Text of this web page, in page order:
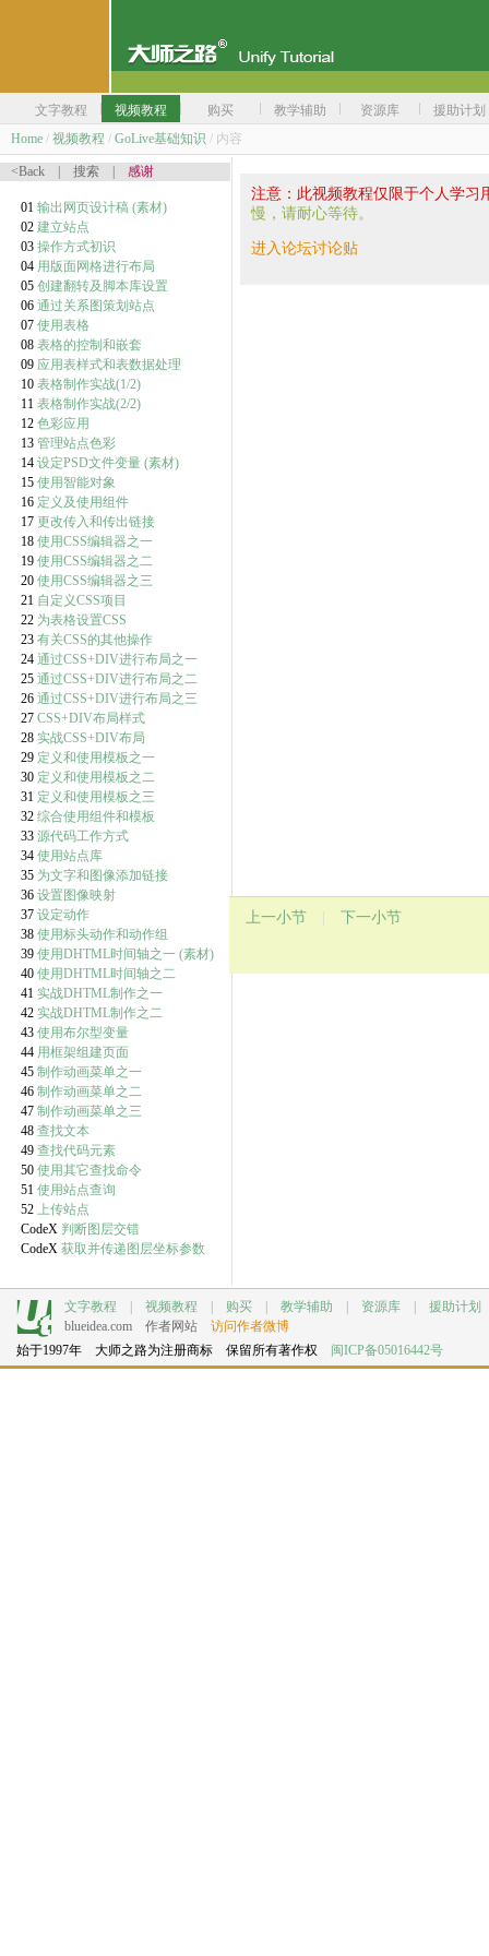
文字教程 视频教程 购买 教学辅助 资源库
援助计划
Home / 视频教程 / GoLive基础知识 / 内容
<Back 搜索 感谢
01 输出网页设计稿 (素材)
02 建立站点
03 操作方式初识
04 用版面网格进行布局
05 创建翻转及脚本库设置
06 通过关系图策划站点
07 使用表格
08 表格的控制和嵌套
09 应用表样式和表数据处理
10 表格制作实战(1/2)
11 表格制作实战(2/2)
12 色彩应用
13 管理站点色彩
14 设定PSD文件变量 (素材)
15 使用智能对象
16 定义及使用组件
17 更改传入和传出链接
18 使用CSS编辑器之一
19 使用CSS编辑器之二
20 使用CSS编辑器之三
21 自定义CSS项目
22 为表格设置CSS
23 有关CSS的其他操作
24 通过CSS+DIV进行布局之一
25 通过CSS+DIV进行布局之二
26 通过CSS+DIV进行布局之三
27 CSS+DIV布局样式
28 实战CSS+DIV布局
29 定义和使用模板之一
30 定义和使用模板之二
31 定义和使用模板之三
32 综合使用组件和模板
33 源代码工作方式
34 使用站点库
35 为文字和图像添加链接
36 设置图像映射
37 设定动作
38 使用标头动作和动作组
39 使用DHTML时间轴之一 (素材)
40 使用DHTML时间轴之二
41 实战DHTML制作之一
42 实战DHTML制作之二
43 使用布尔型变量
44 用框架组建页面
45 制作动画菜单之一
46 制作动画菜单之二
47 制作动画菜单之三
48 查找文本
49 查找代码元素
50 使用其它查找命令
51 使用站点查询
52 上传站点
CodeX 判断图层交错
CodeX 获取并传递图层坐标参数
注意：此视频教程仅限于个人学
慢，请耐心等待。
进入论坛讨论贴
上一小节 下一小节
文字教程 视频教程 购买 教学辅助 资源库 援助计划
blueidea.com
作者网站 访问作者微博
始于1997年 大师之路为注册商标 保留所有著作权 闽ICP备05016442号